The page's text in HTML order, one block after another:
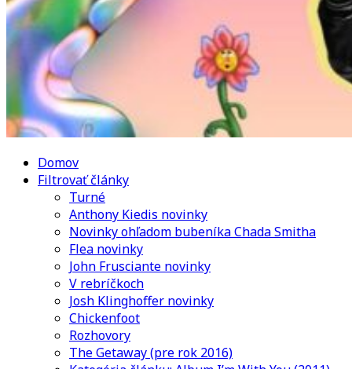
Domov
Filtrovať články
Turné
Anthony Kiedis novinky
Novinky ohľadom bubeníka Chada Smitha
Flea novinky
John Frusciante novinky
V rebríčkoch
Josh Klinghoffer novinky
Chickenfoot
Rozhovory
The Getaway (pre rok 2016)